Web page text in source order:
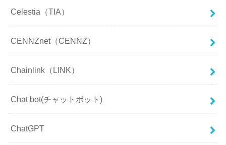
Celestia（TIA）
CENNZnet（CENNZ）
Chainlink（LINK）
Chat bot(チャットボット)
ChatGPT